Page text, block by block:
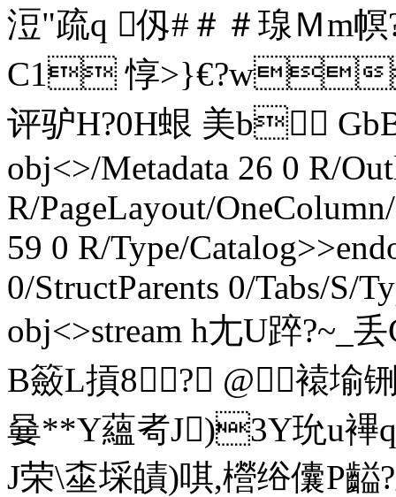
浢"疏q 仭#＃＃瑔Ｍ
C1 惇>}€?
评驴H?0H蛝 美b
obj<>/Metadata 26 0 R/
R/PageLayout/
59 0 R/Type/
0/StructParents 0/Tabs/S/
obj<>stream h尢U踤?~_
B籢L摃8? @ 褤堬铏
嘦**Y蘊耇J)3Y玧u襅
J荣\桽埰皟)唭,櫿绤儾P